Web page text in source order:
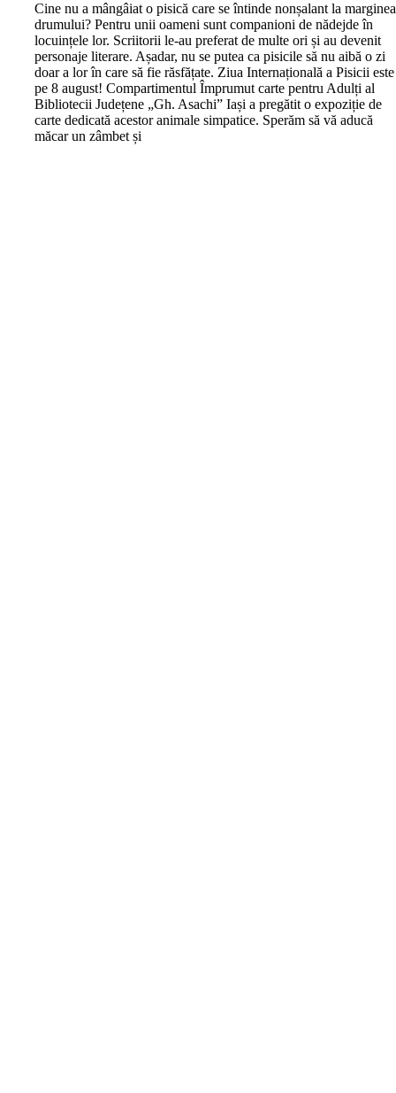
Cine nu a mângâiat o pisică care se întinde nonșalant la marginea
drumului? Pentru unii oameni sunt companioni de nădejde în
locuințele lor. Scriitorii le-au preferat de multe ori și au devenit
personaje literare. Așadar, nu se putea ca pisicile să nu aibă o zi
doar a lor în care să fie răsfățate. Ziua Internațională a Pisicii este
pe 8 august! Compartimentul Împrumut carte pentru Adulți al
Bibliotecii Județene „Gh. Asachi” Iași a pregătit o expoziție de
carte dedicată acestor animale simpatice. Sperăm să vă aducă
măcar un zâmbet și